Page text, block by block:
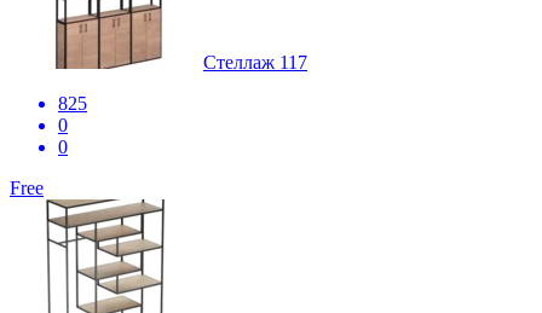
Стеллаж 117
825
0
0
Free